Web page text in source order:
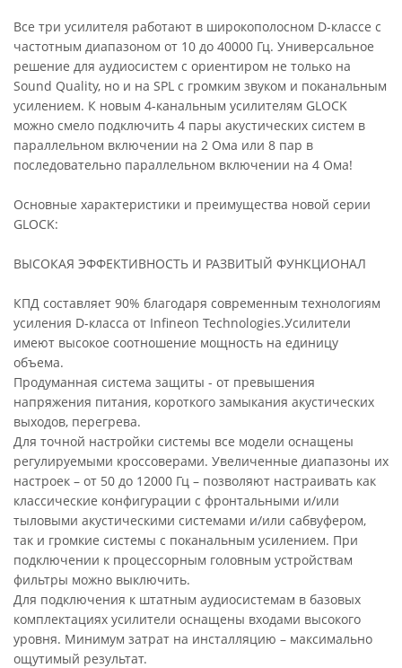
Все три усилителя работают в широкополосном D-классе с
частотным диапазоном от 10 до 40000 Гц. Универсальное
решение для аудиосистем с ориентиром не только на
Sound Quality, но и на SPL с громким звуком и поканальным
усилением. К новым 4-канальным усилителям GLOCK
можно смело подключить 4 пары акустических систем в
параллельном включении на 2 Ома или 8 пар в
последовательно параллельном включении на 4 Ома!
Основные характеристики и преимущества новой серии
GLOCK:
ВЫСОКАЯ ЭФФЕКТИВНОСТЬ И РАЗВИТЫЙ ФУНКЦИОНАЛ
КПД составляет 90% благодаря современным технологиям
усиления D-класса от Infineon Technologies.Усилители
имеют высокое соотношение мощность на единицу
объема.
Продуманная система защиты - от превышения
напряжения питания, короткого замыкания акустических
выходов, перегрева.
Для точной настройки системы все модели оснащены
регулируемыми кроссоверами. Увеличенные диапазоны их
настроек – от 50 до 12000 Гц – позволяют настраивать как
классические конфигурации с фронтальными и/или
тыловыми акустическими системами и/или сабвуфером,
так и громкие системы с поканальным усилением. При
подключении к процессорным головным устройствам
фильтры можно выключить.
Для подключения к штатным аудиосистемам в базовых
комплектациях усилители оснащены входами высокого
уровня. Минимум затрат на инсталляцию – максимально
ощутимый результат.